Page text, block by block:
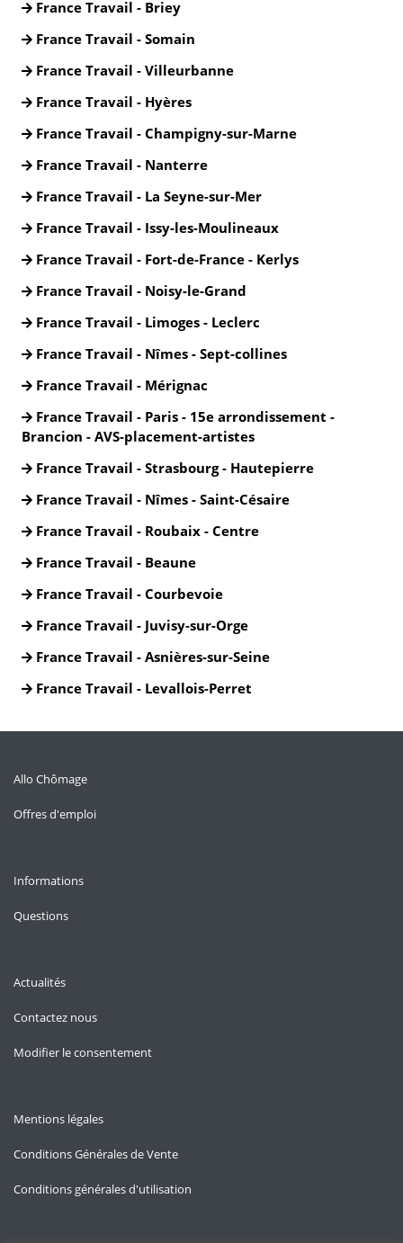
France Travail - Briey
France Travail - Somain
France Travail - Villeurbanne
France Travail - Hyères
France Travail - Champigny-sur-Marne
France Travail - Nanterre
France Travail - La Seyne-sur-Mer
France Travail - Issy-les-Moulineaux
France Travail - Fort-de-France - Kerlys
France Travail - Noisy-le-Grand
France Travail - Limoges - Leclerc
France Travail - Nîmes - Sept-collines
France Travail - Mérignac
France Travail - Paris - 15e arrondissement -
Brancion - AVS-placement-artistes
France Travail - Strasbourg - Hautepierre
France Travail - Nîmes - Saint-Césaire
France Travail - Roubaix - Centre
France Travail - Beaune
France Travail - Courbevoie
France Travail - Juvisy-sur-Orge
France Travail - Asnières-sur-Seine
France Travail - Levallois-Perret
Allo Chômage
Offres d'emploi
Informations
Questions
Actualités
Contactez nous
Modifier le consentement
Mentions légales
Conditions Générales de Vente
Conditions générales d'utilisation